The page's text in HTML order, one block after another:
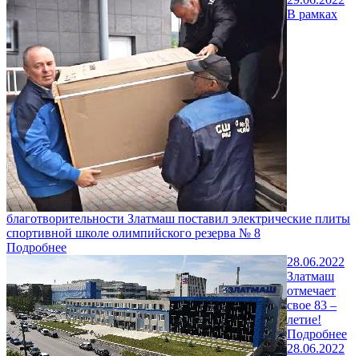
В рамках
благотворительности Златмаш поставил электрические плиты
спортивной школе олимпийского резерва № 8
Подробнее
28.06.2022
Златмаш
отмечает
свое 83 –
летие!
Подробнее
28.06.2022